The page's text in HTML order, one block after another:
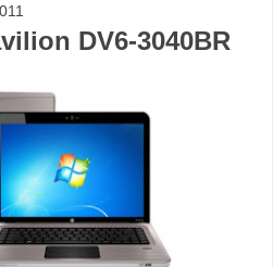
DV6-3040BR